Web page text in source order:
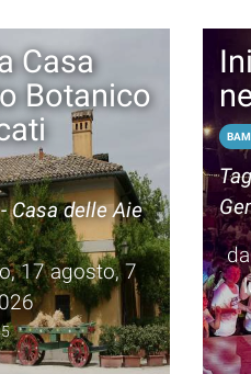
Casa
Botanico
Casa delle Aie
17 agosto, 7